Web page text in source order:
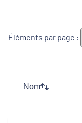
Éléments par page :
Thématiques
Nom